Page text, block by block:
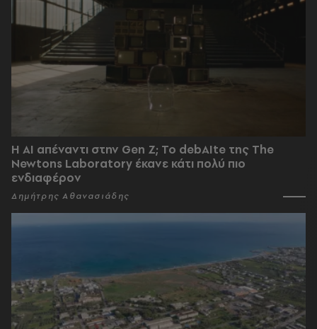
Η AI απέναντι στην Gen Z; Το debAIte της The
Newtons Laboratory έκανε κάτι πολύ πιο
ενδιαφέρον
Δημήτρης Αθανασιάδης